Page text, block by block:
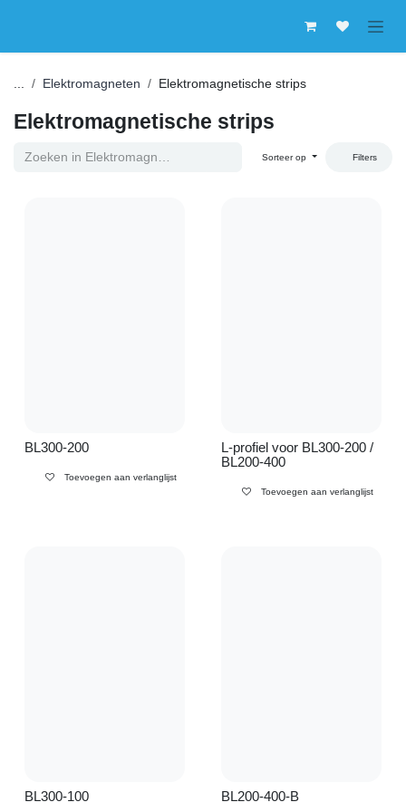
... Elektromagneten Elektromagnetische strips
Elektromagnetische strips
Sorteer op Filters
BL300-200
Toevoegen aan verlanglijst
L-profiel voor BL300-
200 / BL200-400
Toevoegen aan verlanglijst
BL300-100 BL200-400-B